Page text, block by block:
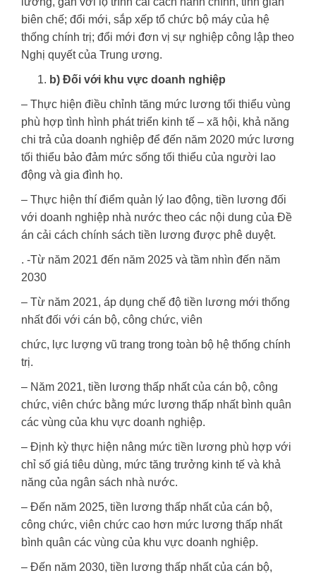
biên chế; đổi mới, sắp xếp tổ chức bộ máy của hệ
thống chính trị; đổi mới đơn vị sự nghiệp công lập theo
Nghị quyết của Trung ương.
b) Đối với khu vực doanh nghiệp
– Thực hiện điều chỉnh tăng mức lương tối thiểu vùng
phù hợp tình hình phát triển kinh tế – xã hội, khả năng
chi trả của doanh nghiệp để đến năm 2020 mức lương
tối thiểu bảo đảm mức sống tối thiểu của người lao
động và gia đình họ.
– Thực hiện thí điểm quản lý lao động, tiền lương đối
với doanh nghiệp nhà nước theo các nội dung của Đề
án cải cách chính sách tiền lương được phê duyệt.
. -Từ năm 2021 đến năm 2025 và tầm nhìn đến năm
2030
– Từ năm 2021, áp dụng chế độ tiền lương mới thống
nhất đối với cán bộ, công chức, viên
chức, lực lượng vũ trang trong toàn bộ hệ thống chính
trị.
– Năm 2021, tiền lương thấp nhất của cán bộ, công
chức, viên chức bằng mức lương thấp nhất bình quân
các vùng của khu vực doanh nghiệp.
– Định kỳ thực hiện nâng mức tiền lương phù hợp với
chỉ số giá tiêu dùng, mức tăng trưởng kinh tế và khả
năng của ngân sách nhà nước.
– Đến năm 2025, tiền lương thấp nhất của cán bộ,
công chức, viên chức cao hơn mức lương thấp nhất
bình quân các vùng của khu vực doanh nghiệp.
– Đến năm 2030, tiền lương thấp nhất của cán bộ,